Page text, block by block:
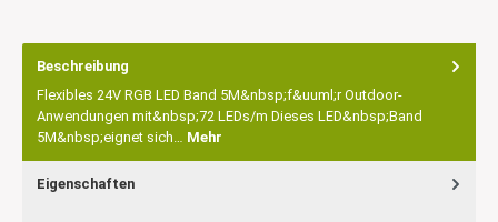
Beschreibung
Flexibles 24V RGB LED Band 5M&nbsp;f&uuml;r Outdoor-
Anwendungen mit&nbsp;72 LEDs/m Dieses LED&nbsp;Band
5M&nbsp;eignet sich… Mehr
Eigenschaften